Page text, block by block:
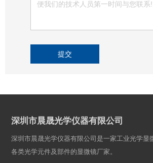
提交
深圳市晨晟光学仪器有限公司
深圳市晨晟光学仪器有限公司是一家工业光学显
各类光学元件及部件的显微镜厂家。